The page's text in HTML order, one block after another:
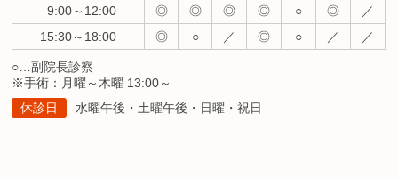
9:00～12:00
◎ ◎ ◎ ◎ ○ ◎
／
15:30～18:00
◎ ○ ／ ◎ ○ ／ ／
○…副院長診察
※手術：月曜～木曜 13:00～
休診日
水曜午後・土曜午後・日曜・祝日